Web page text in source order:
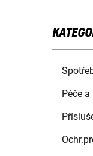
Péče